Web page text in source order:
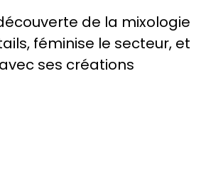
de la mixologie
féminise le secteur, et
ses créations